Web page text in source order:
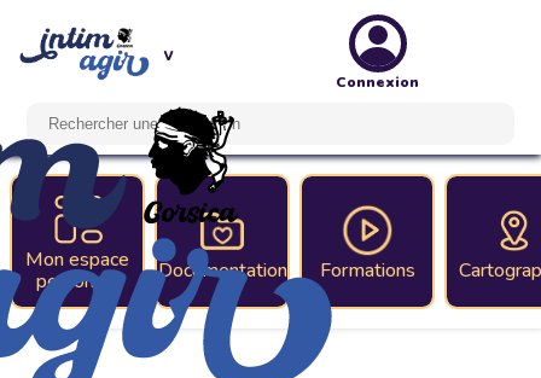
Connexion
Mon espace
personnel
Documentation Formations